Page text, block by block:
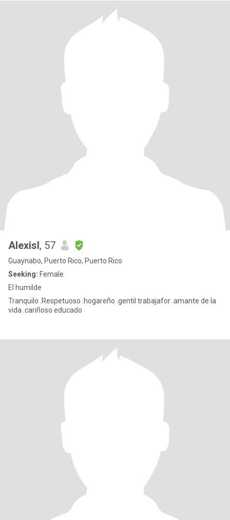
Alexisl, 57
Guaynabo, Puerto Rico, Puerto Rico
Seeking: Female
El humilde
Tranquilo .Respetuoso .hogareño .gentil trabajafor .amante de la
vida .cariñoso educado